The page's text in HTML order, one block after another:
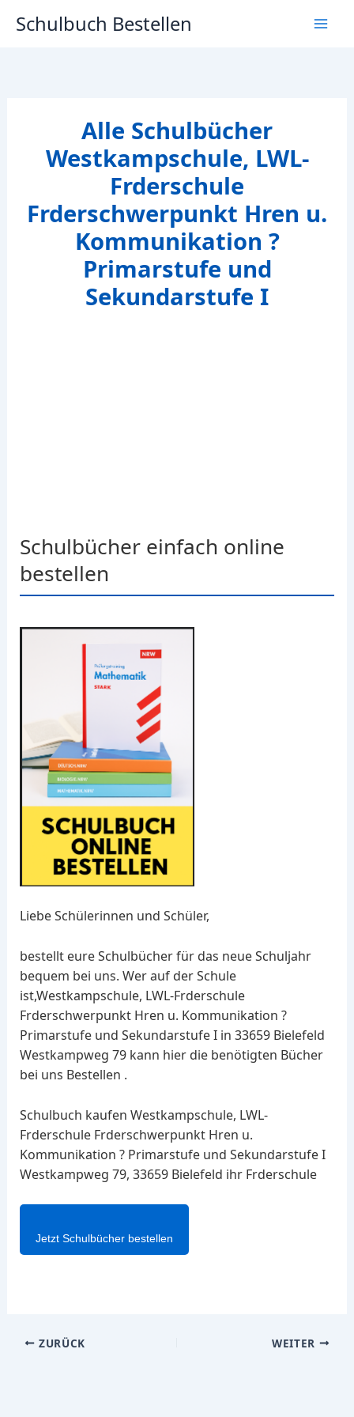
InhaltSchulbuch Bestellen
Alle Schulbücher
Westkampschule, LWL-
Frderschule
Frderschwerpunkt Hren u.
Kommunikation ?
Primarstufe und
Sekundarstufe I
Schulbücher einfach online
bestellen
Liebe Schülerinnen und Schüler,
bestellt eure Schulbücher für das neue Schuljahr
bequem bei uns. Wer auf der Schule
ist,Westkampschule, LWL-Frderschule
Frderschwerpunkt Hren u. Kommunikation ?
Primarstufe und Sekundarstufe I in 33659 Bielefeld
Westkampweg 79 kann hier die benötigten Bücher
bei uns Bestellen .
Schulbuch kaufen Westkampschule, LWL-
Frderschule Frderschwerpunkt Hren u.
Kommunikation ? Primarstufe und Sekundarstufe I
Westkampweg 79, 33659 Bielefeld ihr Frderschule
Jetzt Schulbücher bestellen
ZURÜCK WEITER